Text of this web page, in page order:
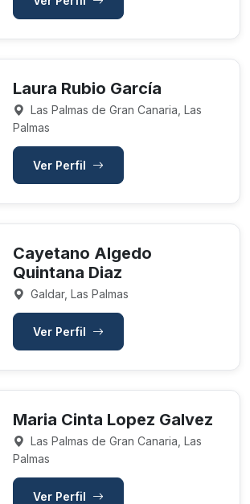
Laura Rubio García
Las Palmas de Gran Canaria, Las
Palmas
Ver Perfil
Cayetano Algedo
Quintana Diaz
Galdar, Las Palmas
Ver Perfil
Maria Cinta Lopez Galvez
Las Palmas de Gran Canaria, Las
Palmas
Ver Perfil